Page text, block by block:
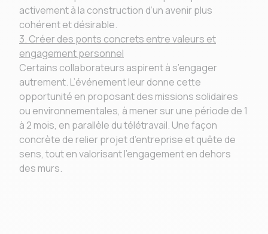
activement à la construction d’un avenir plus
cohérent et désirable.
3. Créer des ponts concrets entre valeurs et
engagement personnel
Certains collaborateurs aspirent à s’engager
autrement. L’événement leur donne cette
opportunité en proposant des missions solidaires
ou environnementales, à mener sur une période de 1
à 2 mois, en parallèle du télétravail. Une façon
concrète de relier projet d’entreprise et quête de
sens, tout en valorisant l’engagement en dehors
des murs.